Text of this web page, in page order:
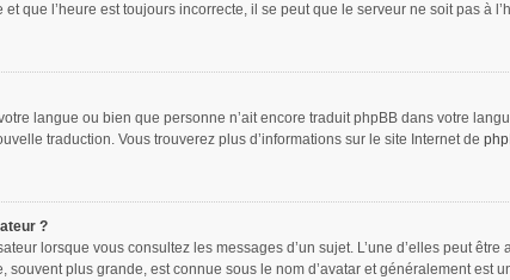
que l’heure est toujours incorrecte, il se peut que le serveur ne soit pas à
langue ou bien que personne n’ait encore traduit phpBB dans votre
traduction. Vous trouverez plus d’informations sur le site Internet de
?
lorsque vous consultez les messages d’un sujet. L’une d’elles peut
plus grande, est connue sous le nom d’avatar et généralement est